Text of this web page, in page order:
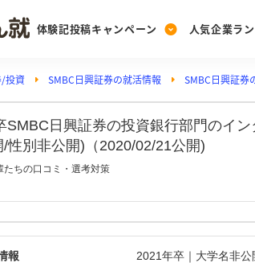
体験記投稿キャンペーン
Post
投稿する
人気企業ラ
Ranking
ランキングを見る
Vote
PickUp
注目の企業特集
動画で知ろう！業界・企
投資 SMBC日興証券の就活情報 SMBC日興証券
SMBC日興証券の投資銀行部門のイ
性別非公開)（2020/02/21公開)
たちの口コミ・選考対策
報
2021年卒｜大学名非